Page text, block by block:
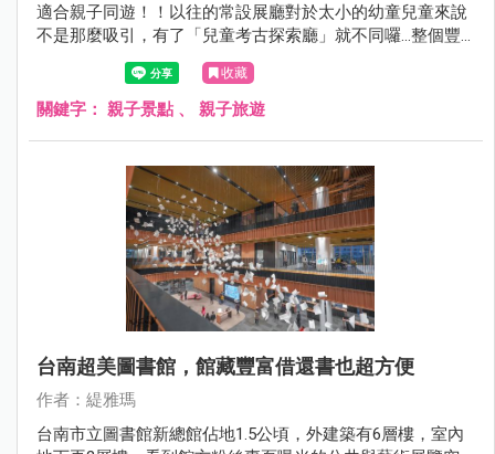
適合親子同遊！！以往的常設展廳對於太小的幼童兒童來說
不是那麼吸引，有了「兒童考古探索廳」就不同囉…整個豐
富度大躍進，還沒來的親子族群看過來，每人50元就能當小
小考古探險家，而且1:1復刻還原的「淇武蘭傳統家屋」超好
拍，值得一訪！
收藏
關鍵字： 親子景點 、 親子旅遊
台南超美圖書館，館藏豐富借還書也超方便
作者：緹雅瑪
台南市立圖書館新總館佔地1.5公頃，外建築有6層樓，室內